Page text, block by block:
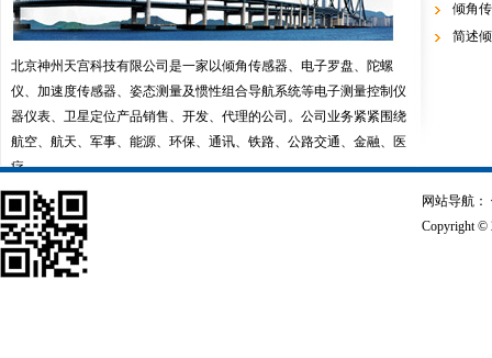
北京神州天宫科技有限公司是一家以倾角传感器、电子罗盘、陀螺
仪、加速度传感器、姿态测量及惯性组合导航系统等电子测量控制仪
器仪表、卫星定位产品销售、开发、代理的公司。公司业务紧紧围绕
航空、航天、军事、能源、环保、通讯、铁路、公路交通、金融、医
疗...
倾角
简述
网站导航：
Copyright ©